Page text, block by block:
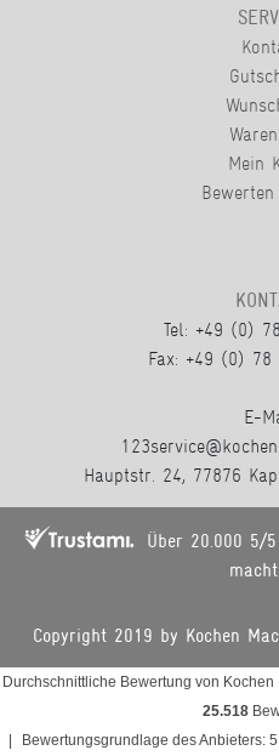
Mein
Tel: +49 (0)
Fax: +49 (0)
E-
Hauptstr. 24, 77876
Über 20.000 5/
Copyright 2019 by Kochen
Durchschnittliche Bewertung von Kochen
25.518
Bewertungsgrundlage des Anbieters: